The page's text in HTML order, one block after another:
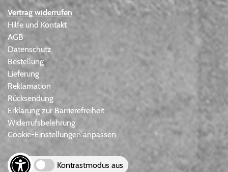
Vertrag widerrufen
Hilfe und Kontakt
AGB
Datenschutz
Bestellung
Lieferung
Reklamation
Rücksendung
Erklärung zur Barrierefreiheit
Widerrufsbelehrung
Cookie-Einstellungen anpassen
Kontrastmodus aus